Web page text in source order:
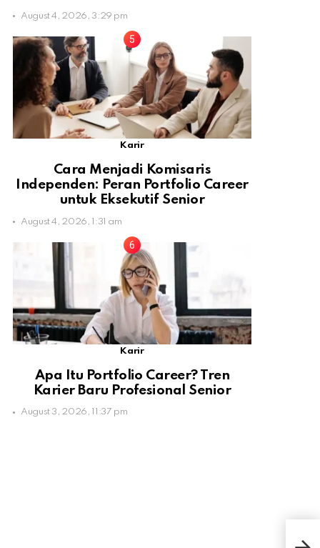
August 4, 2026, 3:29 pm
Karir
Cara Menjadi Komisaris
Independen: Peran Portfolio Career
untuk Eksekutif Senior
August 4, 2026, 1:31 am
Karir
Apa Itu Portfolio Career? Tren
Karier Baru Profesional Senior
August 3, 2026, 11:37 pm